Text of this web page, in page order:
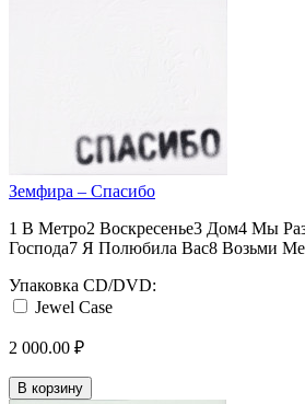
Земфира – Спасибо
1 В Метро2 Воскресенье3 Дом4 Мы
Господа7 Я Полюбила Вас8 Возьми
Упаковка CD/DVD:
Jewel Case
2 000.00 ₽
В корзину